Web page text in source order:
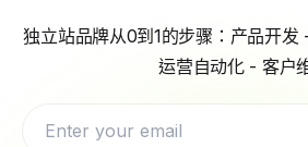
独立站品牌从0到1的步骤：产品开
运营自动化 - 客户